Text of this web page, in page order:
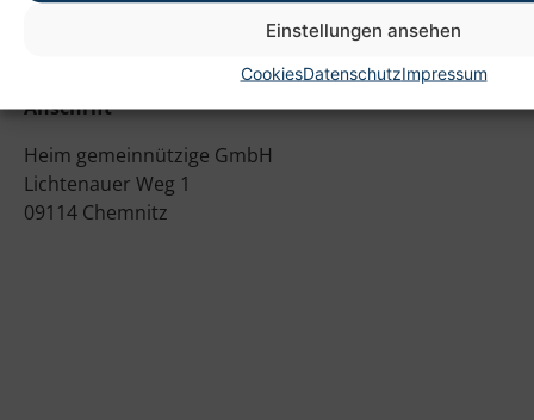
Einstellungen ansehen
CookiesDatenschutzImpressum
Anschrift
Heim gemeinnützige GmbH
Lichtenauer Weg 1
09114 Chemnitz